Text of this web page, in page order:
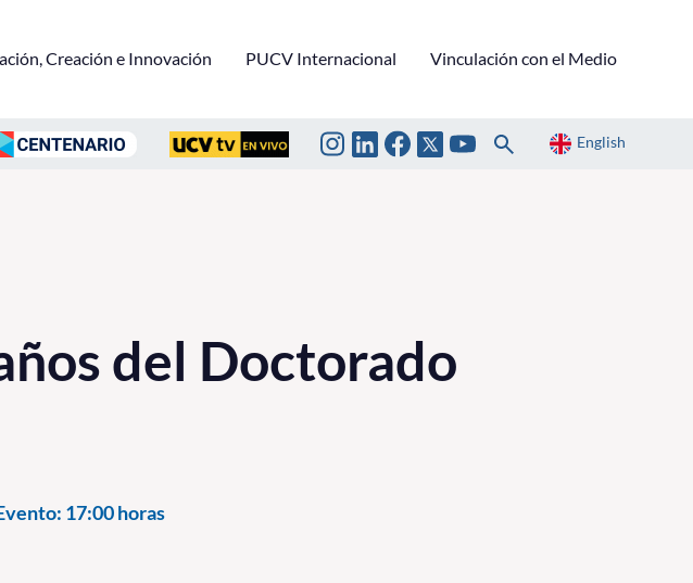
Creación e Innovación PUCV Internacional Vinculación con el Medio
English
del Doctorado
17:00 horas